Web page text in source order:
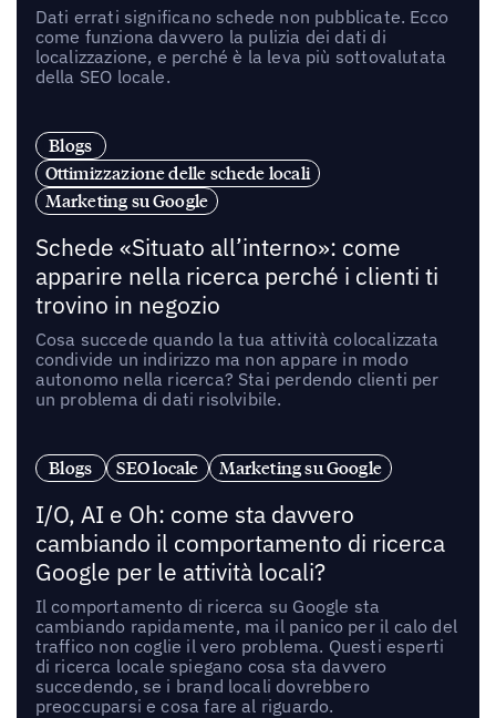
Dati errati significano schede non pubblicate. Ecco
come funziona davvero la pulizia dei dati di
localizzazione, e perché è la leva più sottovalutata
della SEO locale.
Blogs
Ottimizzazione delle schede locali
Marketing su Google
Schede «Situato all’interno»: come
apparire nella ricerca perché i clienti ti
trovino in negozio
Cosa succede quando la tua attività colocalizzata
condivide un indirizzo ma non appare in modo
autonomo nella ricerca? Stai perdendo clienti per
un problema di dati risolvibile.
Blogs SEO locale Marketing su Google
I/O, AI e Oh: come sta davvero
cambiando il comportamento di ricerca
Google per le attività locali?
Il comportamento di ricerca su Google sta
cambiando rapidamente, ma il panico per il calo del
traffico non coglie il vero problema. Questi esperti
di ricerca locale spiegano cosa sta davvero
succedendo, se i brand locali dovrebbero
preoccuparsi e cosa fare al riguardo.